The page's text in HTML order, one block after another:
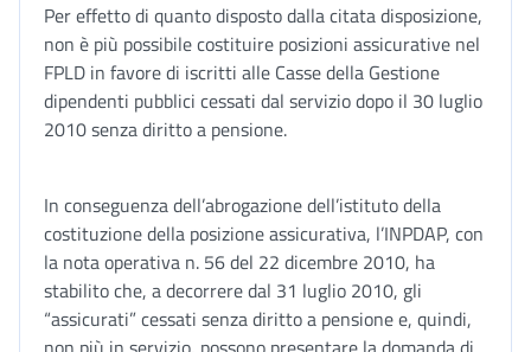
Per effetto di quanto disposto dalla citata disposizione,
non è più possibile costituire posizioni assicurative nel
FPLD in favore di iscritti alle Casse della Gestione
dipendenti pubblici cessati dal servizio dopo il 30 luglio
2010 senza diritto a pensione.
In conseguenza dell’abrogazione dell’istituto della
costituzione della posizione assicurativa, l’INPDAP, con
la nota operativa n. 56 del 22 dicembre 2010, ha
stabilito che, a decorrere dal 31 luglio 2010, gli
“assicurati” cessati senza diritto a pensione e, quindi,